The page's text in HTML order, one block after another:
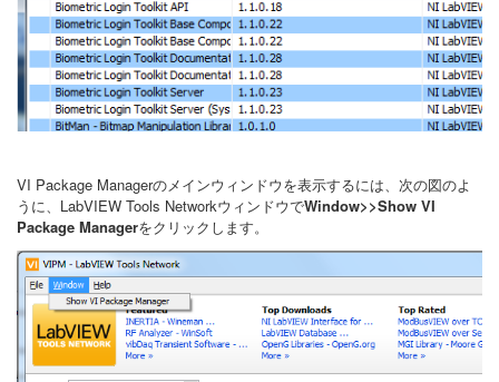
VI Package Managerのメインウィンドウを表示するには、次の図のよ
うに、LabVIEW Tools NetworkウィンドウでWindow>>Show VI
Package Managerをクリックします。